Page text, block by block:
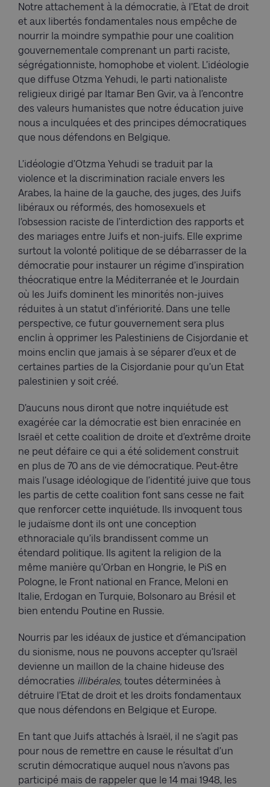
Notre attachement à la démocratie, à l’Etat de droit
et aux libertés fondamentales nous empêche de
nourrir la moindre sympathie pour une coalition
gouvernementale comprenant un parti raciste,
ségrégationniste, homophobe et violent. L’idéologie
que diffuse Otzma Yehudi, le parti nationaliste
religieux dirigé par Itamar Ben Gvir, va à l’encontre
des valeurs humanistes que notre éducation juive
nous a inculquées et des principes démocratiques
que nous défendons en Belgique.
L’idéologie d’Otzma Yehudi se traduit par la
violence et la discrimination raciale envers les
Arabes, la haine de la gauche, des juges, des Juifs
libéraux ou réformés, des homosexuels et
l’obsession raciste de l’interdiction des rapports et
des mariages entre Juifs et non-juifs. Elle exprime
surtout la volonté politique de se débarrasser de la
démocratie pour instaurer un régime d’inspiration
théocratique entre la Méditerranée et le Jourdain
où les Juifs dominent les minorités non-juives
réduites à un statut d’infériorité. Dans une telle
perspective, ce futur gouvernement sera plus
enclin à opprimer les Palestiniens de Cisjordanie et
moins enclin que jamais à se séparer d’eux et de
certaines parties de la Cisjordanie pour qu’un Etat
palestinien y soit créé.
D’aucuns nous diront que notre inquiétude est
exagérée car la démocratie est bien enracinée en
Israël et cette coalition de droite et d’extrême droite
ne peut défaire ce qui a été solidement construit
en plus de 70 ans de vie démocratique. Peut-être
mais l’usage idéologique de l’identité juive que tous
les partis de cette coalition font sans cesse ne fait
que renforcer cette inquiétude. Ils invoquent tous
le judaïsme dont ils ont une conception
ethnoraciale qu’ils brandissent comme un
étendard politique. Ils agitent la religion de la
même manière qu’Orban en Hongrie, le PiS en
Pologne, le Front national en France, Meloni en
Italie, Erdogan en Turquie, Bolsonaro au Brésil et
bien entendu Poutine en Russie.
Nourris par les idéaux de justice et d’émancipation
du sionisme, nous ne pouvons accepter qu’Israël
devienne un maillon de la chaine hideuse des
démocraties illibérales, toutes déterminées à
détruire l’Etat de droit et les droits fondamentaux
que nous défendons en Belgique et Europe.
En tant que Juifs attachés à Israël, il ne s’agit pas
pour nous de remettre en cause le résultat d’un
scrutin démocratique auquel nous n’avons pas
participé mais de rappeler que le 14 mai 1948, les